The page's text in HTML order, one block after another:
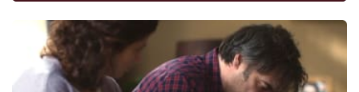
Mámy sobě
Přihlášení